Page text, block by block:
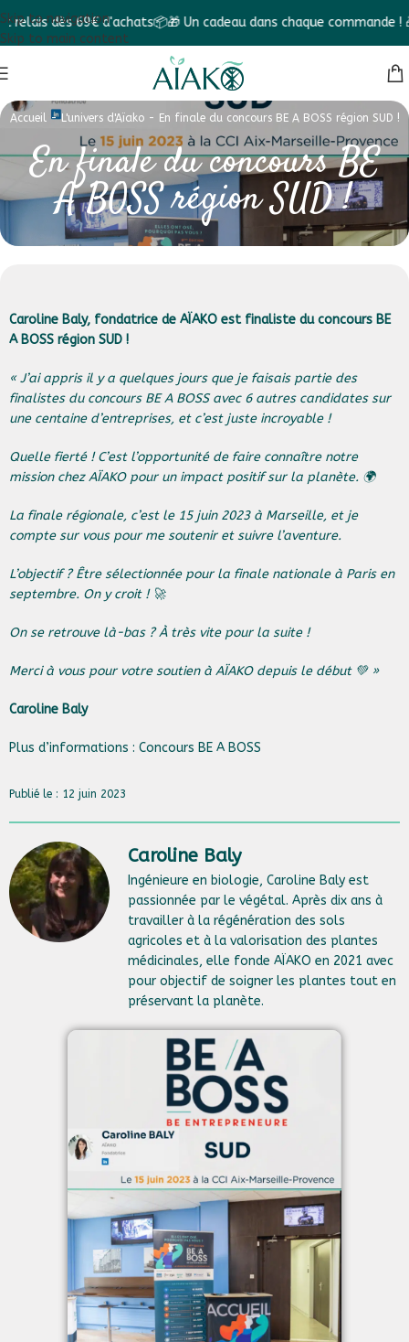
Skip to navigation
Skip to main content
dès 69€ d'achats📦🎁 Un cadeau dans chaque commande ! 🎁✨
Accueil-L'univers d'Aïako- En finale du concours BE A BOSS région SUD !
En finale du concours BE
A BOSS région SUD !
Caroline Baly, fondatrice de AÏAKO est finaliste du concours BE
A BOSS région SUD !
« J’ai appris il y a quelques jours que je faisais partie des
finalistes du concours BE A BOSS avec 6 autres candidates sur
une centaine d’entreprises, et c’est juste incroyable !
Quelle fierté ! C’est l’opportunité de faire connaître notre
mission chezAÏAKOpour un impact positif sur la planète. 🌍
La finale régionale, c’est le 15 juin 2023 à Marseille, et je
compte sur vous pour me soutenir et suivre l’aventure.
L’objectif ? Être sélectionnée pour la finale nationale à Paris en
septembre. On y croit ! 🚀
On se retrouve là-bas ? À très vite pour la suite !
Merci à vous pour votre soutien à AÏAKO depuis le début 💚 »
Caroline Baly
Plus d’informations : Concours BE A BOSS
Publié le : 12 juin 2023
Caroline Baly
Ingénieure en biologie, Caroline Baly est
passionnée par le végétal. Après dix ans à
travailler à la régénération des sols
agricoles et à la valorisation des plantes
médicinales, elle fonde AÏAKO en 2021 avec
pour objectif de soigner les plantes tout en
préservant la planète.